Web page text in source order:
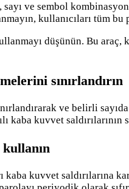
ve sembol
kullanıcıları tüm
düşünün. Bu araç,
sınırlandırın
ve belirli
kaba kuvvet
kaba kuvvet saldırılarına